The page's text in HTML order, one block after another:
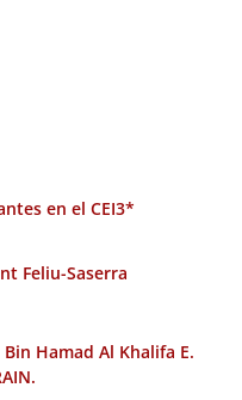
en el CEI3*
Feliu-Saserra
Hamad Al Khalifa E.